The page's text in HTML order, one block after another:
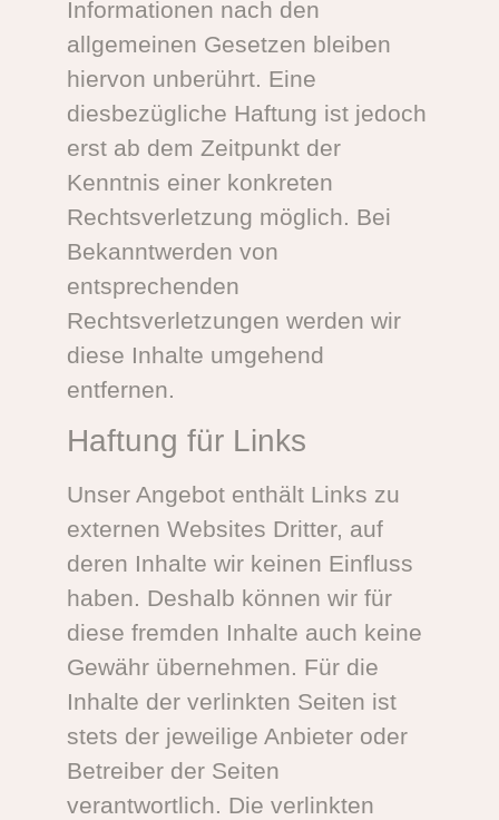
Informationen nach den
allgemeinen Gesetzen bleiben
hiervon unberührt. Eine
diesbezügliche Haftung ist jedoch
erst ab dem Zeitpunkt der
Kenntnis einer konkreten
Rechtsverletzung möglich. Bei
Bekanntwerden von
entsprechenden
Rechtsverletzungen werden wir
diese Inhalte umgehend
entfernen.
Haftung für Links
Unser Angebot enthält Links zu
externen Websites Dritter, auf
deren Inhalte wir keinen Einfluss
haben. Deshalb können wir für
diese fremden Inhalte auch keine
Gewähr übernehmen. Für die
Inhalte der verlinkten Seiten ist
stets der jeweilige Anbieter oder
Betreiber der Seiten
verantwortlich. Die verlinkten